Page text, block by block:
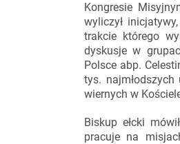
Kongresie
wyliczył
trakcie którego
dyskusje w
Polsce abp.
tys.
wiernych w
Biskup ełcki
pracuje na